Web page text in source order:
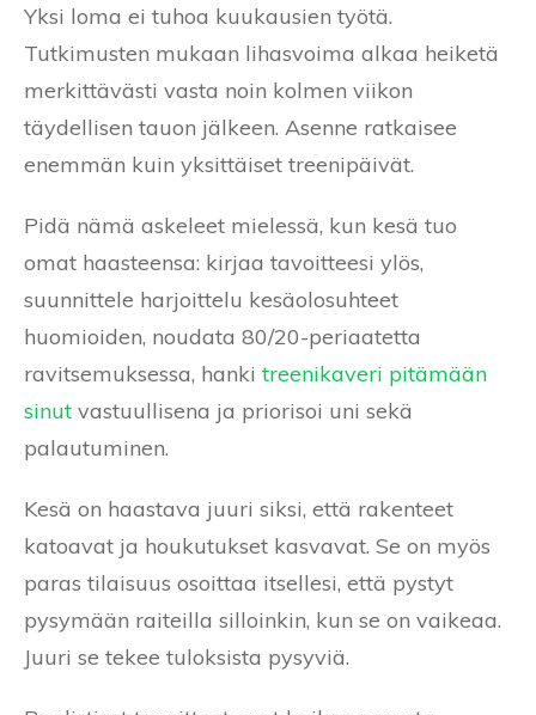
Yksi loma ei tuhoa kuukausien työtä.
Tutkimusten mukaan lihasvoima alkaa heiketä
merkittävästi vasta noin kolmen viikon
täydellisen tauon jälkeen. Asenne ratkaisee
enemmän kuin yksittäiset treenipäivät.
Pidä nämä askeleet mielessä, kun kesä tuo
omat haasteensa: kirjaa tavoitteesi ylös,
suunnittele harjoittelu kesäolosuhteet
huomioiden, noudata 80/20-periaatetta
ravitsemuksessa, hankitreenikaveri pitämään
sinut vastuullisena ja priorisoi uni sekä
palautuminen.
Kesä on haastava juuri siksi, että rakenteet
katoavat ja houkutukset kasvavat. Se on myös
paras tilaisuus osoittaa itsellesi, että pystyt
pysymään raiteilla silloinkin, kun se on vaikeaa.
Juuri se tekee tuloksista pysyviä.